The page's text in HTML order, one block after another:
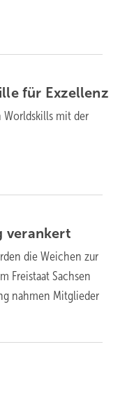
für Exzellenz
Worldskills mit der
verankert
die Weichen zur
Freistaat Sachsen
nahmen Mitglieder